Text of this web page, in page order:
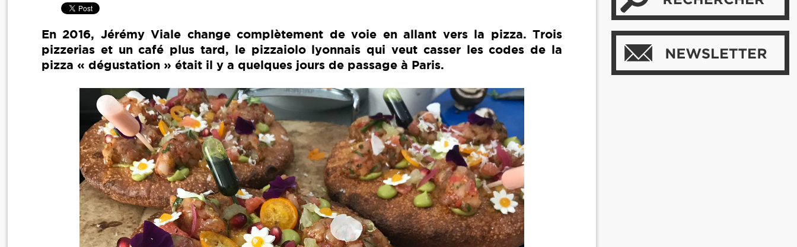
En 2016, Jérémy Viale change complètement de voie en allant vers la pizza. Trois
pizzerias et un café plus tard, le pizzaiolo lyonnais qui veut casser les codes de la
pizza « dégustation » était il y a quelques jours de passage à Paris.